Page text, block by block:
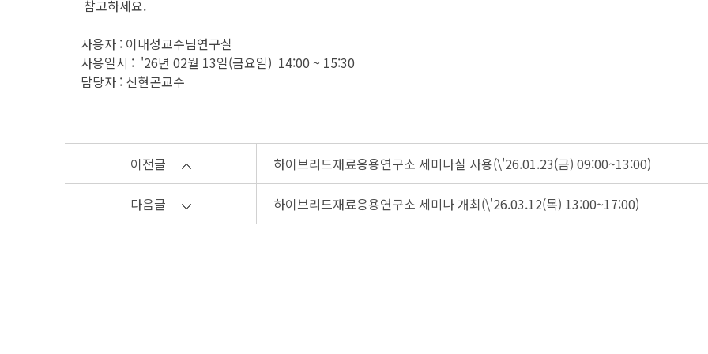
참고하세요.
사용자 : 이내성교수님연구실
사용일시 : '26년 02월 13일(금요일) 14:00 ~ 15:30
담당자 : 신현곤교수
이전글 하이브리드재료응용연구소 세미나실 사용(\'26.01.23(금) 09:00~13:00)
다음글 하이브리드재료응용연구소 세미나 개최(\'26.03.12(목) 13:00~17:00)